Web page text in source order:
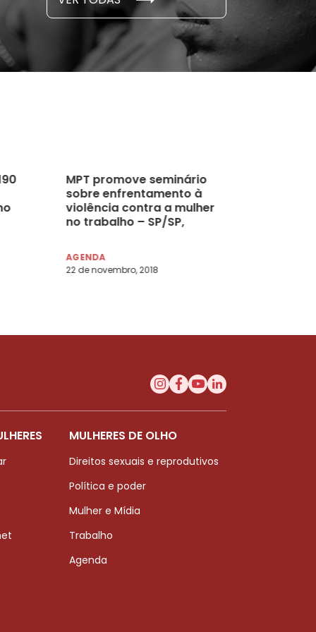
novembro, 2021
MPT promove seminário
sobre enfrentamento à
violência contra a mulher
no trabalho – SP/SP,
AGENDA
22 de novembro, 2018
MULHERES DE OLHO
Direitos sexuais e reprodutivos
Política e poder
Mulher e Mídia
Trabalho
Agenda